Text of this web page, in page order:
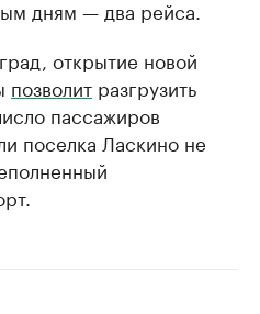
дням — два рейса.
открытие новой
позволит разгрузить
пассажиров
поселка Ласкино не